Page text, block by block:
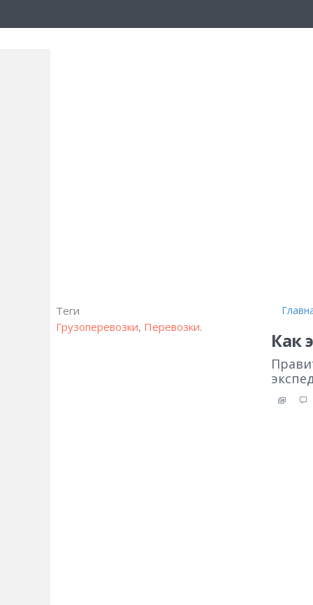
Теги
Грузоперевозки, Перевозки.
Как